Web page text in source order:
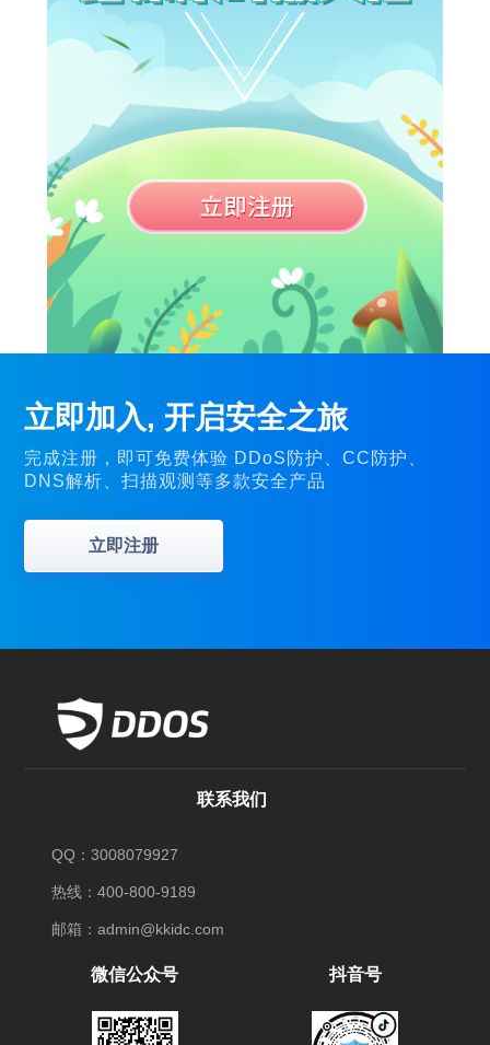
立即加入, 开启安全之旅
完成注册，即可免费体验 DDoS防护、CC防护、
DNS解析、扫描观测等多款安全产品
立即注册
联系我们
QQ：3008079927
热线：400-800-9189
邮箱：admin@kkidc.com
微信公众号 抖音号